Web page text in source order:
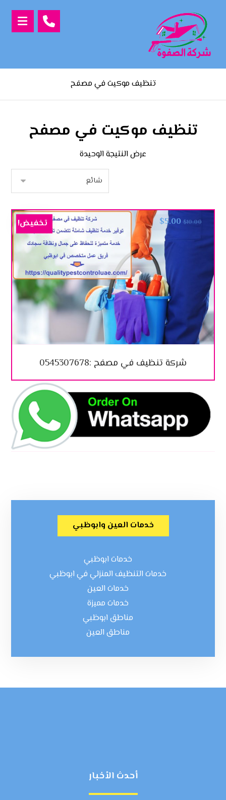
تنظيف موكيت في مصفح
تنظيف موكيت في مصفح
عرض النتيجة الوحيدة
شركة تنظيف في مصفح :0545307678
$10.00
$5.00 تخفيض!
خدمات العين وابوظبي
خدمات ابوظبي
خدمات التنظيف المنزلي في ابوظبي
خدمات العين
خدمات مميزة
مناطق ابوظبي
مناطق العين
أحدث الأخبار